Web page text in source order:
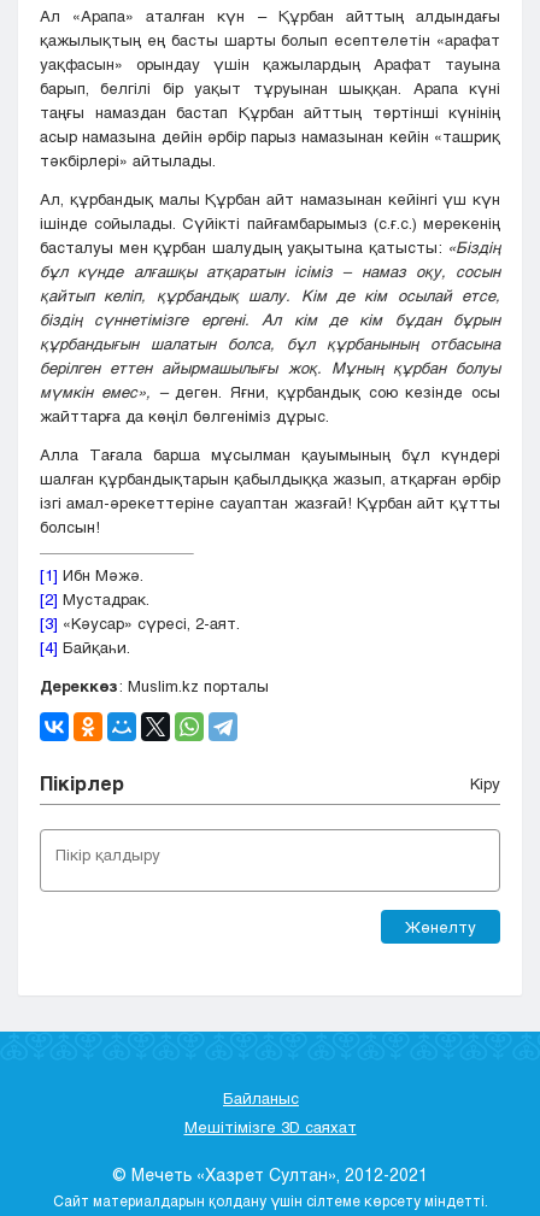
Ал «Арапа» аталған күн – Құрбан айттың алдындағы
қажылықтың ең басты шарты болып есептелетін «арафат
уақфасын» орындау үшін қажылардың Арафат тауына
барып, белгілі бір уақыт тұруынан шыққан. Арапа күні
таңғы намаздан бастап Құрбан айттың төртінші күнінің
асыр намазына дейін әрбір парыз намазынан кейін «ташриқ
тәкбірлері» айтылады.
Ал, құрбандық малы Құрбан айт намазынан кейінгі үш күн
ішінде сойылады. Сүйікті пайғамбарымыз (с.ғ.с.) мерекенің
басталуы мен құрбан шалудың уақытына қатысты: «Біздің
бұл күнде алғашқы атқаратын ісіміз – намаз оқу, сосын
қайтып келіп, құрбандық шалу. Кім де кім осылай етсе,
біздің сүннетімізге ергені. Ал кім де кім бұдан бұрын
құрбандығын шалатын болса, бұл құрбанының отбасына
берілген еттен айырмашылығы жоқ. Мұның құрбан болуы
мүмкін емес», –деген. Яғни, құрбандық сою кезінде осы
жайттарға да көңіл бөлгеніміз дұрыс.
Алла Тағала барша мұсылман қауымының бұл күндері
шалған құрбандықтарын қабылдыққа жазып, атқарған әрбір
ізгі амал-әрекеттеріне сауаптан жазғай! Құрбан айт құтты
болсын!
[1] Ибн Мәжә.
[2] Мустадрак.
[3] «Кәусар» сүресі, 2-аят.
[4] Байқаһи.
Дереккөз: Muslim.kz порталы
Пікірлер Кіру
Жөнелту
Байланыс
Мешітімізге 3D саяхат
© Мечеть «Хазрет Султан», 2012-2021
Сайт материалдарын қолдану үшін сілтеме көрсету міндетті.